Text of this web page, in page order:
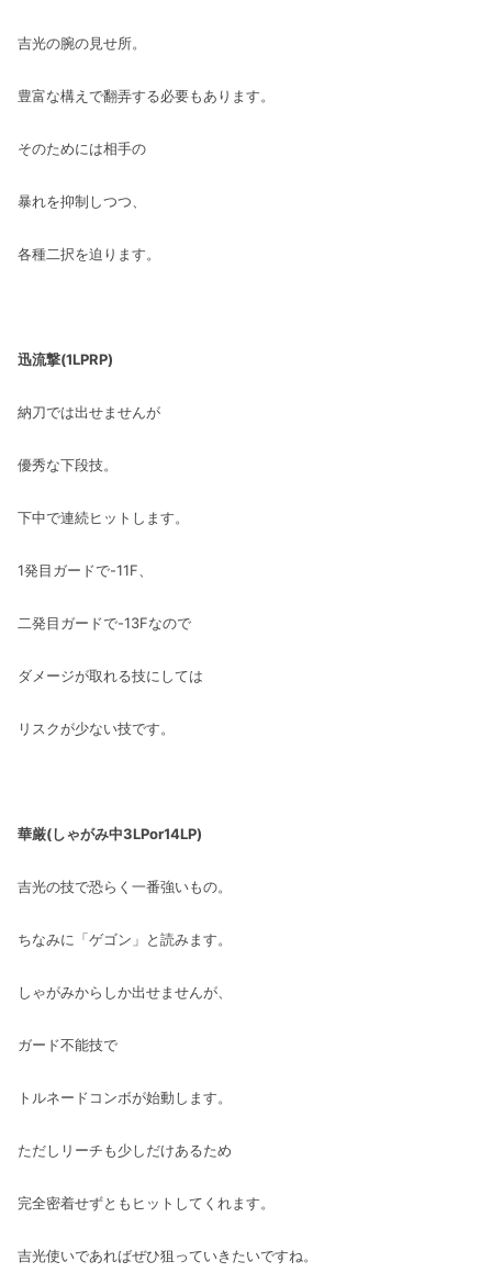
吉光の腕の見せ所。
豊富な構えで翻弄する必要もあります。
そのためには相手の
暴れを抑制しつつ、
各種二択を迫ります。
迅流撃(1LPRP)
納刀では出せませんが
優秀な下段技。
下中で連続ヒットします。
1発目ガードで-11F、
二発目ガードで-13Fなので
ダメージが取れる技にしては
リスクが少ない技です。
華厳(しゃがみ中3LPor14LP)
吉光の技で恐らく一番強いもの。
ちなみに「ゲゴン」と読みます。
しゃがみからしか出せませんが、
ガード不能技で
トルネードコンボが始動します。
ただしリーチも少しだけあるため
完全密着せずともヒットしてくれます。
吉光使いであればぜひ狙っていきたいですね。